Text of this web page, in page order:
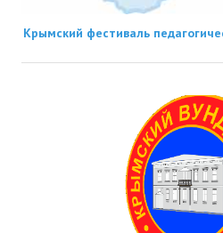
Крымский фестиваль